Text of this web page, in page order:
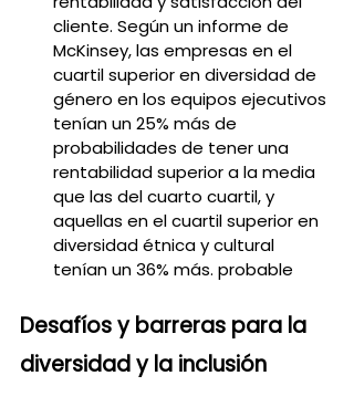
cliente. Según un informe de
McKinsey, las empresas en el
cuartil superior en diversidad de
género en los equipos ejecutivos
tenían un 25% más de
probabilidades de tener una
rentabilidad superior a la media
que las del cuarto cuartil, y
aquellas en el cuartil superior en
diversidad étnica y cultural
tenían un 36% más. probable
Desafíos y barreras para la
diversidad y la inclusión